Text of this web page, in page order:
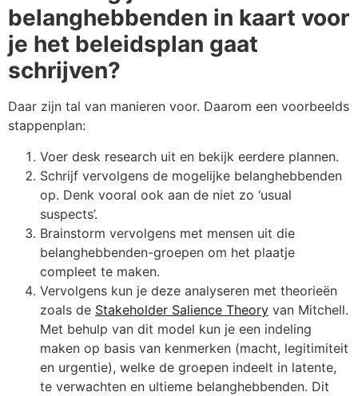
belanghebbenden in kaart voor
je het beleidsplan gaat
schrijven?
Daar zijn tal van manieren voor. Daarom een voorbeelds
stappenplan:
Voer desk research uit en bekijk eerdere plannen.
Schrijf vervolgens de mogelijke belanghebbenden
op. Denk vooral ook aan de niet zo ‘usual
suspects’.
Brainstorm vervolgens met mensen uit die
belanghebbenden-groepen om het plaatje
compleet te maken.
Vervolgens kun je deze analyseren met theorieën
zoals de Stakeholder Salience Theory van Mitchell.
Met behulp van dit model kun je een indeling
maken op basis van kenmerken (macht, legitimiteit
en urgentie), welke de groepen indeelt in latente,
te verwachten en ultieme belanghebbenden. Dit